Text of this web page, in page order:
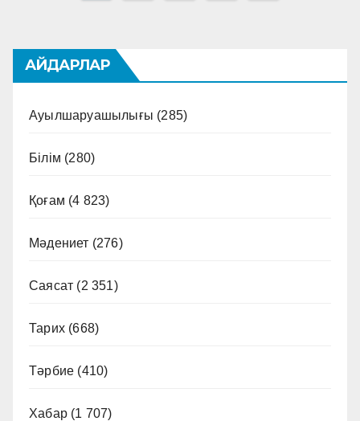
записям
АЙДАРЛАР
Ауылшаруашылығы (285)
Білім (280)
Қоғам (4 823)
Мәдениет (276)
Саясат (2 351)
Тарих (668)
Тәрбие (410)
Хабар (1 707)